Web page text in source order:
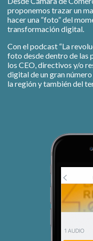
proponemos trazar un
hacer una “foto” del
transformación digital.
Con el podcast “La
foto desde dentro de las
los CEO, directivos y/o
digital de un gran
la región y también del